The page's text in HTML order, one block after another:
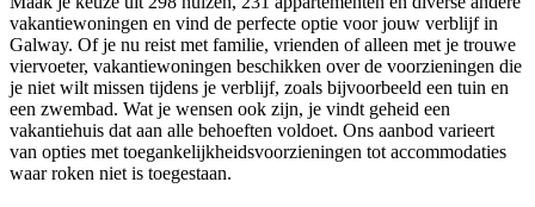
vakantiewoningen en vind de perfecte optie voor jouw verblijf in
Galway. Of je nu reist met familie, vrienden of alleen met je trouwe
viervoeter, vakantiewoningen beschikken over de voorzieningen die
je niet wilt missen tijdens je verblijf, zoals bijvoorbeeld een tuin en
een zwembad. Wat je wensen ook zijn, je vindt geheid een
vakantiehuis dat aan alle behoeften voldoet. Ons aanbod varieert
van opties met toegankelijkheidsvoorzieningen tot accommodaties
waar roken niet is toegestaan.